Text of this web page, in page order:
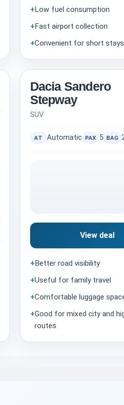
+Low fuel consumption
+Fast airport collection
+Convenient for short stays
Dacia Sandero
Stepway
SUV
AT Automatic PAX 5 BAG
View deal
+Better road visibility
+Useful for family travel
+Comfortable luggage
+Good for mixed city and
routes